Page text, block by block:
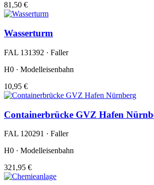
81,50 €
Wasserturm
FAL 131392 · Faller
H0 · Modelleisenbahn
10,95 €
Containerbrücke GVZ Hafen
FAL 120291 · Faller
H0 · Modelleisenbahn
321,95 €